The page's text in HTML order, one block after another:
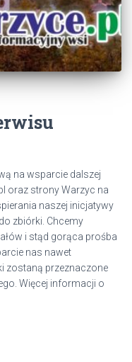
na wsparcie dalszej
oraz strony Warzyc na
naszej inicjatywy
zbiórki. Chcemy
i stąd gorąca prośba
nas nawet
zostaną przeznaczone
Więcej informacji o